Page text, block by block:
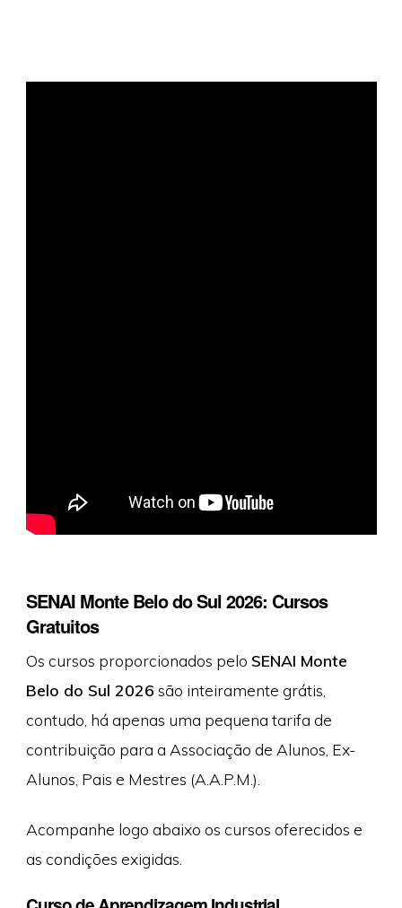
SENAI Monte Belo do Sul 2026: Cursos
Gratuitos
Os cursos proporcionados pelo SENAI Monte
Belo do Sul 2026 são inteiramente grátis,
contudo, há apenas uma pequena tarifa de
contribuição para a Associação de Alunos, Ex-
Alunos, Pais e Mestres (A.A.P.M.).
Acompanhe logo abaixo os cursos oferecidos e
as condições exigidas.